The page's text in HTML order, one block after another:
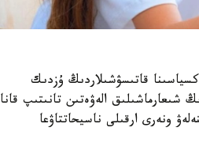
قاتىسۋشىلاردىڭ ۇزدىك
الەۋەتىن تانىتىپ قانا
ونەرى ارقىلى ناسيحاتتاۋعا